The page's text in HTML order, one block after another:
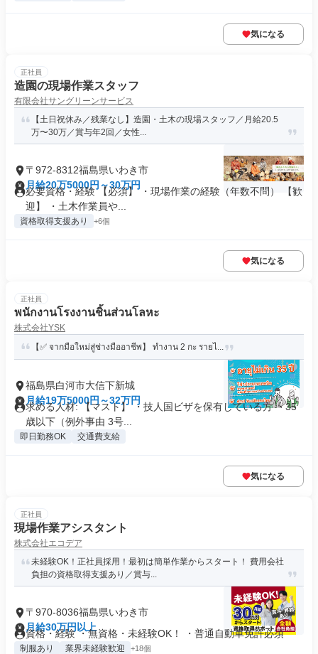
気になる
正社員
造園の現場作業スタッフ
有限会社サングリーンサービス
【土日祝休み／残業なし】造園・土木の現場スタッフ／月給20.5
万〜30万／賞与年2回／女性...
〒972-8312福島県いわき市
月給20万5000円～30万円
必要資格・経験 【必須】 ・現場作業の経験（年数不問） 【歓
迎】 ・土木作業員や...
資格取得支援あり +6個
気になる
正社員
พนักงานโรงงานชิ้นส่วนโลหะ
株式会社YSK
【✅ จากมือใหม่สู่ช่างมืออาชีพ】 ทำงาน 2 กะ รายไ...
福島県白河市大信下新城
月給19万5000円～32万円
求める人材: 【マスト】 ・技人国ビザを保有している方 ・35
歳以下（例外事由 3号...
即日勤務OK 交通費支給
気になる
正社員
現場作業アシスタント
株式会社エコデア
未経験OK！正社員採用！最初は簡単作業からスタート！ 費用会社
負担の資格取得支援あり／賞与...
〒970-8036福島県いわき市
月給30万円以上
資格・経験 ・無資格・未経験OK！ ・普通自動車免許必須
制服あり 業界未経験歓迎 +18個